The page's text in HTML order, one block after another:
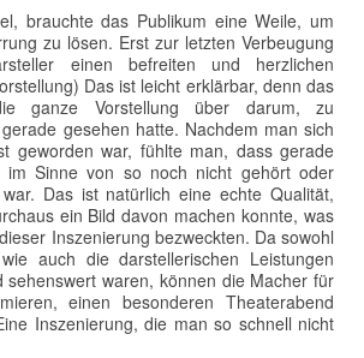
brauchte das Publikum eine Weile, um
zu lösen. Erst zur letzten Verbeugung
einen befreiten und herzlichen
Das ist leicht erklärbar, denn das
ganze Vorstellung über darum, zu
gesehen hatte. Nachdem man sich
geworden war, fühlte man, dass gerade
im Sinne von so noch nicht gehört oder
Das ist natürlich eine echte Qualität,
ein Bild davon machen konnte, was
Inszenierung bezweckten. Da sowohl
auch die darstellerischen Leistungen
sehenswert waren, können die Macher für
einen besonderen Theaterabend
Inszenierung, die man so schnell nicht